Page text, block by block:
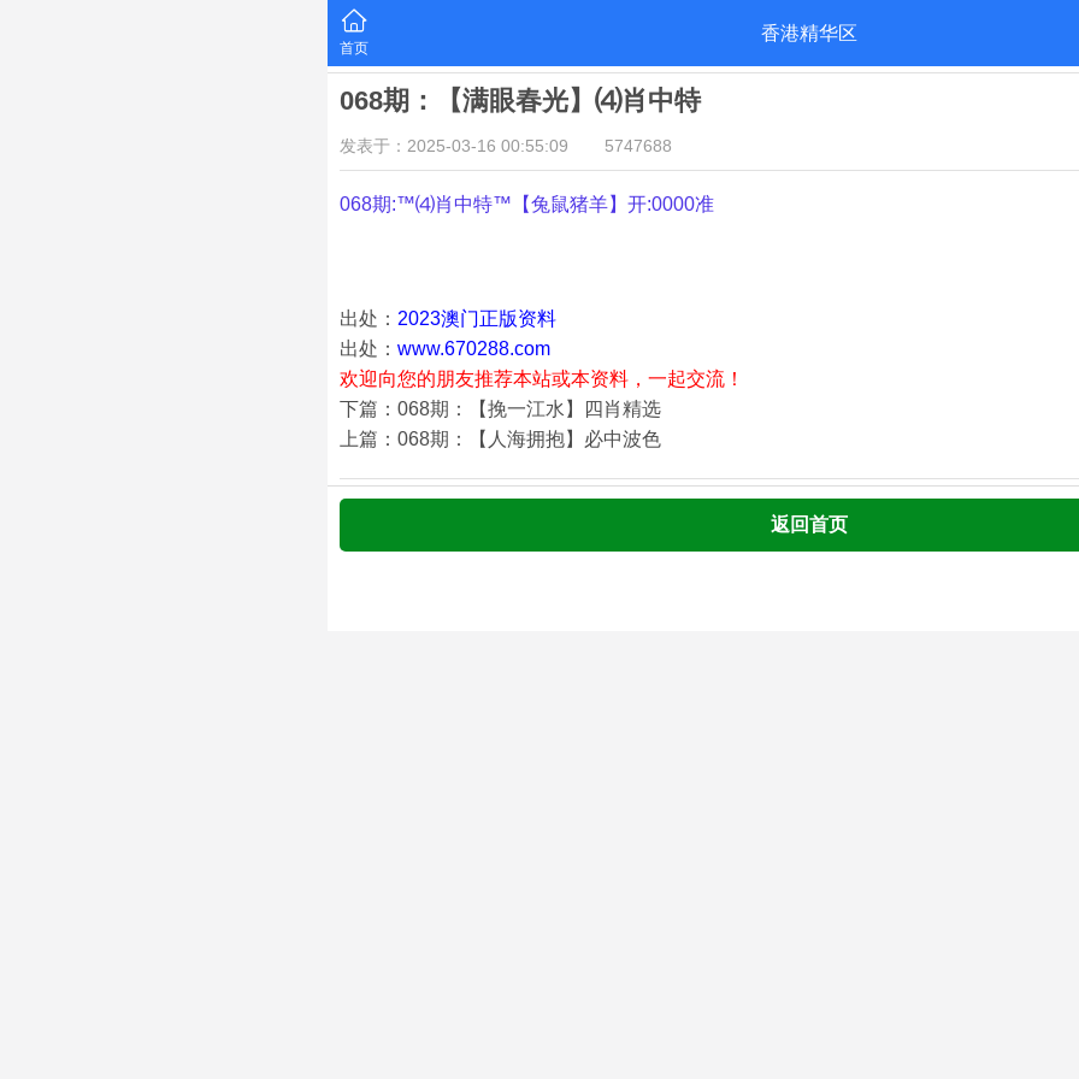
首页
香港精华区
068期：【满眼春光】⑷肖中特
发表于：2025-03-16 00:55:09 5747688
068期:™⑷肖中特™【兔鼠猪羊】开:0000准
出处： 2023澳门正版资料
出处： www.670288.com
欢迎向您的朋友推荐本站或本资料，一起交流！
下篇：068期：【挽一江水】四肖精选
上篇：068期：【人海拥抱】必中波色
返回首页